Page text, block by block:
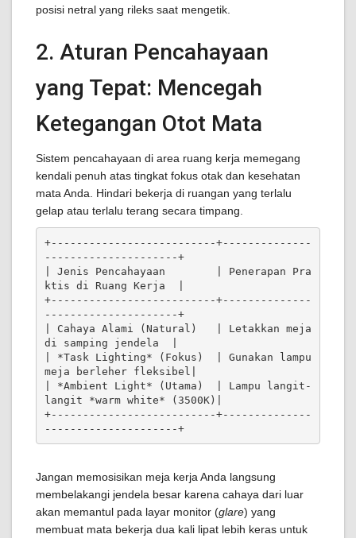
posisi netral yang rileks saat mengetik.
2. Aturan Pencahayaan
yang Tepat: Mencegah
Ketegangan Otot Mata
Sistem pencahayaan di area ruang kerja memegang
kendali penuh atas tingkat fokus otak dan kesehatan
mata Anda. Hindari bekerja di ruangan yang terlalu
gelap atau terlalu terang secara timpang.
+--------------------------+--------------
---------------------+
| Jenis Pencahayaan        | Penerapan Pra
ktis di Ruang Kerja  |
+--------------------------+--------------
---------------------+
| Cahaya Alami (Natural)   | Letakkan meja
di samping jendela  |
| *Task Lighting* (Fokus)  | Gunakan lampu
meja berleher fleksibel|
| *Ambient Light* (Utama)  | Lampu langit-
langit *warm white* (3500K)|
+--------------------------+--------------
---------------------+
Jangan memosisikan meja kerja Anda langsung
membelakangi jendela besar karena cahaya dari luar
akan memantul pada layar monitor (glare) yang
membuat mata bekerja dua kali lipat lebih keras untuk